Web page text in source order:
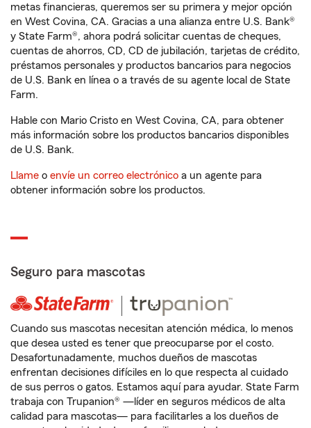
metas financieras, queremos ser su primera y mejor opción
en West Covina, CA. Gracias a una alianza entre U.S. Bank®
y State Farm®, ahora podrá solicitar cuentas de cheques,
cuentas de ahorros, CD, CD de jubilación, tarjetas de crédito,
préstamos personales y productos bancarios para negocios
de U.S. Bank en línea o a través de su agente local de State
Farm.
Hable con Mario Cristo en West Covina, CA, para obtener
más información sobre los productos bancarios disponibles
de U.S. Bank.
Llame o envíe un correo electrónico a un agente para
obtener información sobre los productos.
Seguro para mascotas
Cuando sus mascotas necesitan atención médica, lo menos
que desea usted es tener que preocuparse por el costo.
Desafortunadamente, muchos dueños de mascotas
enfrentan decisiones difíciles en lo que respecta al cuidado
de sus perros o gatos. Estamos aquí para ayudar. State Farm
trabaja con Trupanion® —líder en seguros médicos de alta
calidad para mascotas— para facilitarles a los dueños de